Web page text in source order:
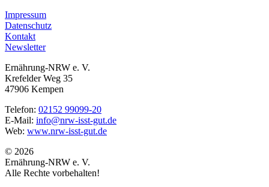
Impressum
Datenschutz
Kontakt
Newsletter
Ernährung-NRW e. V.
Krefelder Weg 35
47906 Kempen
Telefon: 02152 99099-20
E-Mail: info@nrw-isst-gut.de
Web: www.nrw-isst-gut.de
© 2026
Ernährung-NRW e. V.
Alle Rechte vorbehalten!